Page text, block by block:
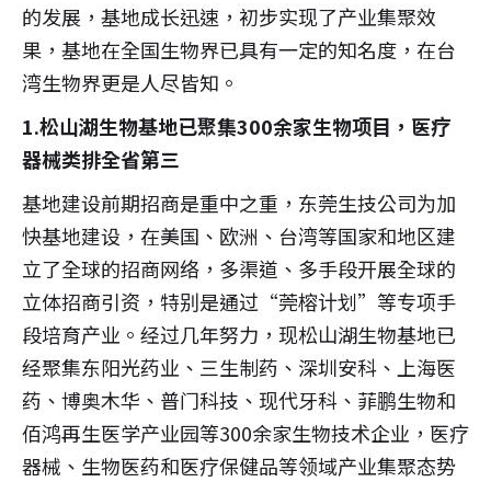
的发展，基地成长迅速，初步实现了产业集聚效
果，基地在全国生物界已具有一定的知名度，在台
湾生物界更是人尽皆知。
1.松山湖生物基地已聚集300余家生物项目，医疗
器械类排全省第三
基地建设前期招商是重中之重，东莞生技公司为加
快基地建设，在美国、欧洲、台湾等国家和地区建
立了全球的招商网络，多渠道、多手段开展全球的
立体招商引资，特别是通过“莞榕计划”等专项手
段培育产业。经过几年努力，现松山湖生物基地已
经聚集东阳光药业、三生制药、深圳安科、上海医
药、博奥木华、普门科技、现代牙科、菲鹏生物和
佰鸿再生医学产业园等300余家生物技术企业，医疗
器械、生物医药和医疗保健品等领域产业集聚态势